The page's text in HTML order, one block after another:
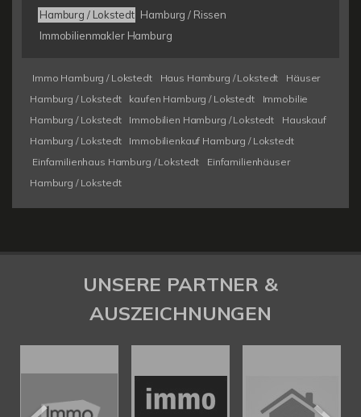
Hamburg / Lokstedt Hamburg / Rissen
Immobilienmakler Hamburg
Immo Hamburg / Lokstedt Haus Hamburg / Lokstedt
Häuser
Hamburg / Lokstedt
kaufen Hamburg / Lokstedt
Immobilie
Hamburg / Lokstedt
Immobilien Hamburg / Lokstedt
Hauskauf
Hamburg / Lokstedt
Immobilienkauf Hamburg / Lokstedt
Einfamilienhaus Hamburg / Lokstedt
Einfamilienhäuser
Hamburg / Lokstedt
UNSERE PARTNER &
AUSZEICHNUNGEN